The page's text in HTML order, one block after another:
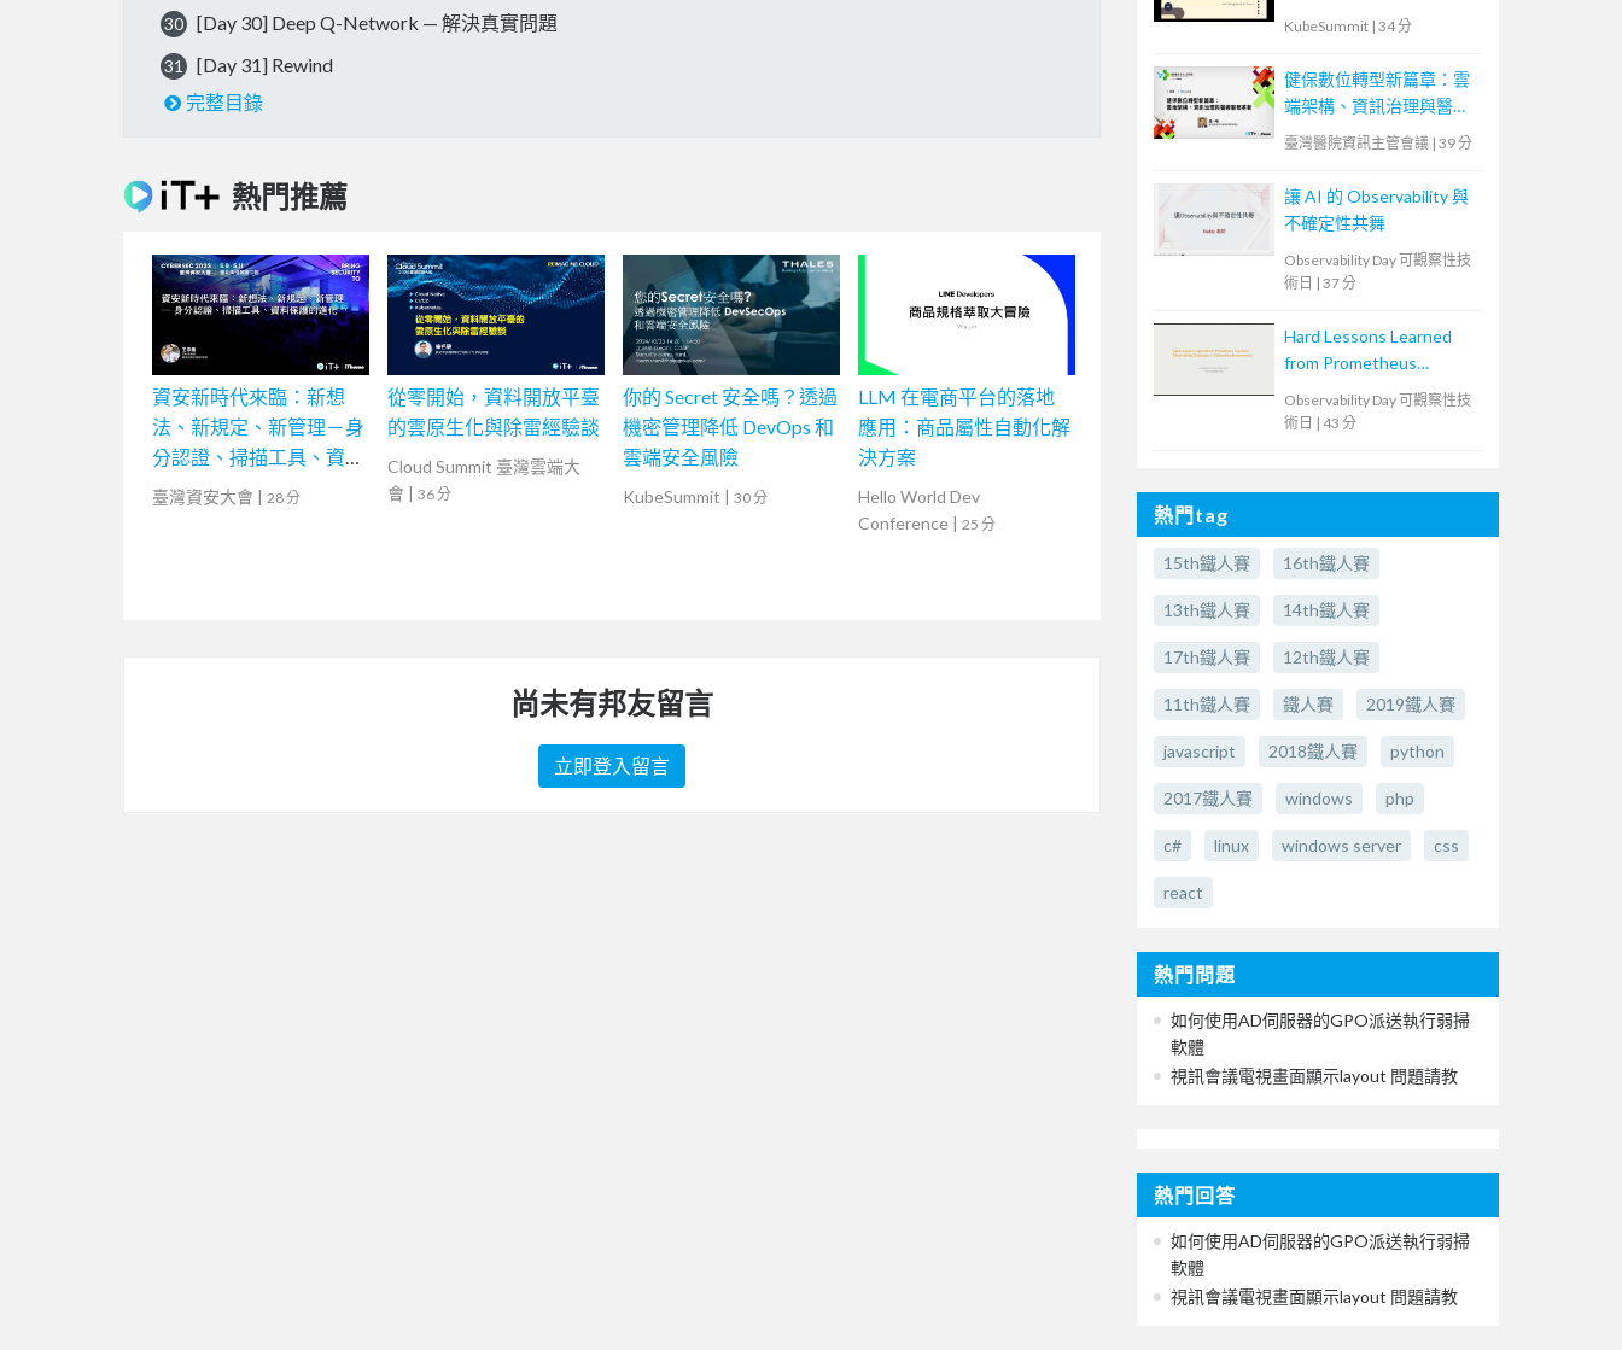
30 [Day 30] Deep Q-Network — 解決真實問題
31
[Day 31] Rewind
完整目錄
熱門推薦
資安新時代來臨：新想
法、新規定、新管理－身
分認證、掃描工具、資料
保護的進化
臺灣資安大會 | 28 分
從零開始，資料開放平臺
的雲原生化與除雷經驗談
Cloud Summit 臺灣雲端大
會 | 36 分
你的 Secret 安全嗎？透過
機密管理降低 DevOps 和
雲端安全風險
KubeSummit | 30 分
LLM 在電商平台的落地
應用：商品屬性自動化解
決方案
Hello World Dev
Conference | 25 分
尚未有邦友留言
立即登入留言
KubeSummit | 34 分
健保數位轉型新篇章：雲
端架構、資訊治理與醫療
服務革新
臺灣醫院資訊主管會議 | 39 分
讓 AI 的 Observability 與
不確定性共舞
Observability Day 可觀察性技
術日 | 37 分
Hard Lessons Learned
from Prometheus
Exporters: Observability
Challenges in
Observability Day 可觀察性技
術日 | 43 分
熱門tag
15th鐵人賽 16th鐵人賽
13th鐵人賽 14th鐵人賽
17th鐵人賽 12th鐵人賽
11th鐵人賽 鐵人賽 2019鐵人賽
javascript 2018鐵人賽 python
2017鐵人賽 windows php
c# linux windows server css
react
熱門問題
如何使用AD伺服器的GPO派送執行弱掃
軟體
視訊會議電視畫面顯示layout 問題請教
熱門回答
如何使用AD伺服器的GPO派送執行弱掃
軟體
視訊會議電視畫面顯示layout 問題請教